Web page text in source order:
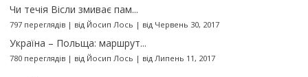
Чи течія Вісли змиває пам...
797 переглядів| від Йосип Лось | від Червень 30, 2017
Україна – Польща: маршрут...
780 переглядів| від Йосип Лось | від Липень 11, 2017